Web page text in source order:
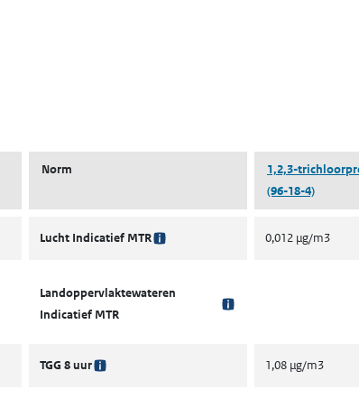
Norm
1,2,3-
(96-18-4)
Lucht Indicatief MTR 0,012 µg/m3
Landoppervlaktewateren
Indicatief MTR
TGG 8 uur 1,08 µg/m3